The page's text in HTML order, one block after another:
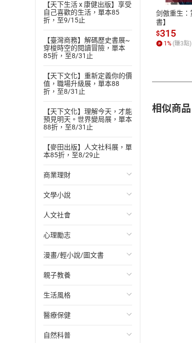
【天下生活 x 康健出版】享受
自己喜歡的生活，單本85
折，至9/15止
【臺灣商務】解碼歷史書展~
穿梭時空的閱讀冒險，單本
85折，至8/31止
【天下文化】重新定義你的價
值，職場升級展，單本88
折，至8/31止
【天下文化】理解今天，才能
預見明天。世界變局展，單本
88折，至8/31止
【麥田出版】人文社科展，單
本85折，至8/29止
商業理財
投資理財
經濟/趨勢
財務/金融
管理/領導
職場工作術
成功法
行銷/廣告
傳記
文學小說
歐美文學
日本文學
韓國文學
華文文學
經典文學
成長/家庭生活小說
懸疑/推理小說
人文社會
國際關係
政治
社會科學
台灣/中國歷史
日/韓歷史
其他歷史/史學
心理勵志
心靈成長/情緒
人際關係
兩性關係
心理學
漫畫/輕小說/圖文書
輕小說
奇幻/科幻
愛情故事
職場/社會寫實
親子教養
教育現場
兒童文學/故事
兒童科普/學習
生活風格
飲食/食譜
健身/美顏
醫療保健
健康/養生
自然科普
剑傲重生：
書】
$315
1 % (賺3點)
相似商品